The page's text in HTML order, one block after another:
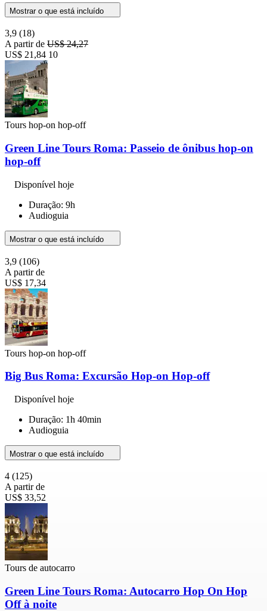
Mostrar o que está incluído
3,9 (18)
A partir de US$ 24,27
US$ 21,84 10
Tours hop-on hop-off
Green Line Tours Roma: Passeio de ônibus hop-on
hop-off
Disponível hoje
Duração: 9h
Audioguia
Mostrar o que está incluído
3,9 (106)
A partir de
US$ 17,34
Tours hop-on hop-off
Big Bus Roma: Excursão Hop-on Hop-off
Disponível hoje
Duração: 1h 40min
Audioguia
Mostrar o que está incluído
4 (125)
A partir de
US$ 33,52
Tours de autocarro
Green Line Tours Roma: Autocarro Hop On Hop
Off à noite